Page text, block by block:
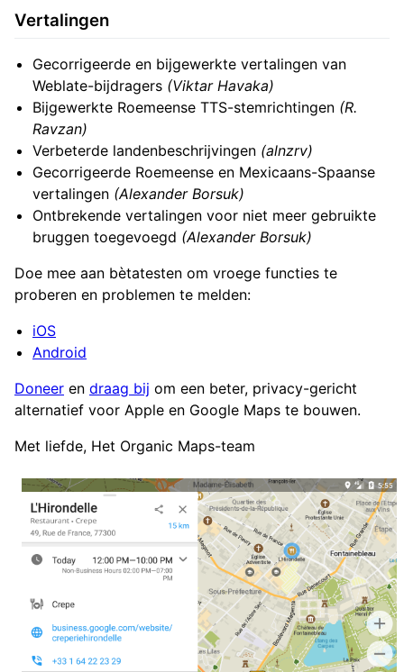
Vertalingen
Gecorrigeerde en bijgewerkte vertalingen van
Weblate-bijdragers (Viktar Havaka)
Bijgewerkte Roemeense TTS-stemrichtingen (R.
Ravzan)
Verbeterde landenbeschrijvingen (alnzrv)
Gecorrigeerde Roemeense en Mexicaans-Spaanse
vertalingen (Alexander Borsuk)
Ontbrekende vertalingen voor niet meer gebruikte
bruggen toegevoegd (Alexander Borsuk)
Doe mee aan bètatesten om vroege functies te
proberen en problemen te melden:
iOS
Android
Doneer en draag bij om een beter, privacy-gericht
alternatief voor Apple en Google Maps te bouwen.
Met liefde, Het Organic Maps-team